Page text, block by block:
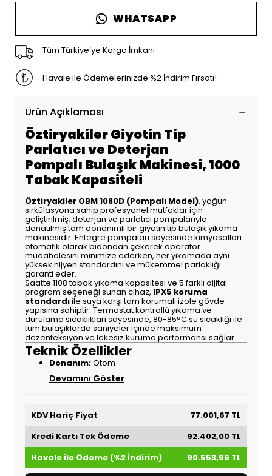
WHATSAPP
Tüm Türkiye’ye Kargo İmkanı
Havale ile Ödemelerinizde %2 İndirim Fırsatı!
Ürün Açıklaması
Öztiryakiler Giyotin Tip
Parlatıcı ve Deterjan
Pompalı Bulaşık Makinesi, 1000
Tabak Kapasiteli
Öztiryakiler OBM 1080D (Pompalı Model), yoğun
sirkülasyona sahip profesyonel mutfaklar için
geliştirilmiş; deterjan ve parlatıcı pompalarıyla
donatılmış tam donanımlı bir giyotin tip bulaşık yıkama
makinesidir. Entegre pompaları sayesinde kimyasalları
otomatik olarak bidondan çekerek operatör
müdahalesini minimize ederken, her yıkamada aynı
yüksek hijyen standardını ve mükemmel parlaklığı
garanti eder.
Saatte 1108 tabak yıkama kapasitesi ve 5 farklı dijital
program seçeneği sunan cihaz, IPX5 koruma
standardıile suya karşı tam korumalı izole gövde
yapısına sahiptir. Termostat kontrollü yıkama ve
durulama sıcaklıkları sayesinde, 80-85°C su sıcaklığı ile
tüm bulaşıklarda saniyeler içinde maksimum
dezenfeksiyon ve lekesiz kuruma performansı sağlar.
Teknik Özellikler
Donanım:Otom
Devamını Göster
KDV Hariç Fiyat
77.001,67 TL
Kredi Kartı Tek Ödeme
92.402,00 TL
Havale ile Ödeme (%2 İndirim)
90.553,96 TL